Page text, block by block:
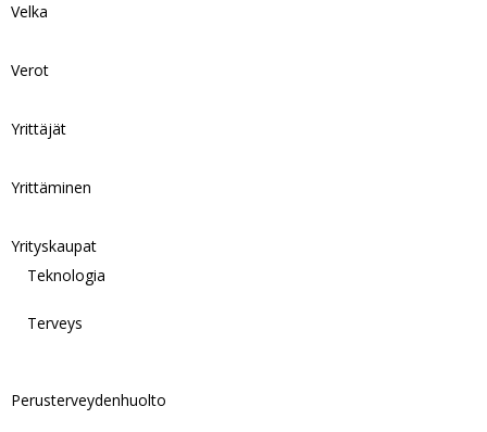
Velka
Verot
Yrittäjät
Yrittäminen
Yrityskaupat
Teknologia
Terveys
Perusterveydenhuolto